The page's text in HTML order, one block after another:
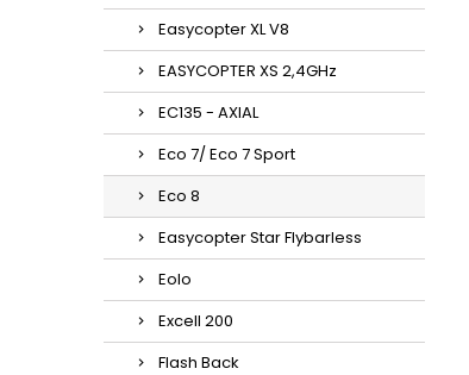
Easycopter XL V8
EASYCOPTER XS 2,4GHz
EC135 - AXIAL
Eco 7/ Eco 7 Sport
Eco 8
Easycopter Star Flybarless
Eolo
Excell 200
Flash Back